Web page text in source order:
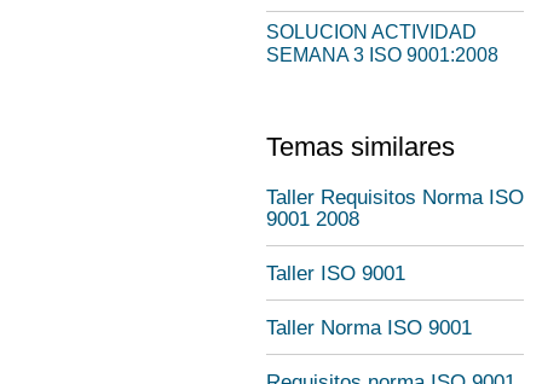
SOLUCION ACTIVIDAD
SEMANA 3 ISO 9001:2008
Temas similares
Taller Requisitos Norma ISO
9001 2008
Taller ISO 9001
Taller Norma ISO 9001